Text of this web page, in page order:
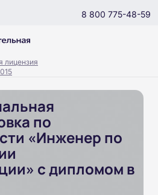
8 800 775-48-59
лицензия
по
«Инженер по
с дипломом в